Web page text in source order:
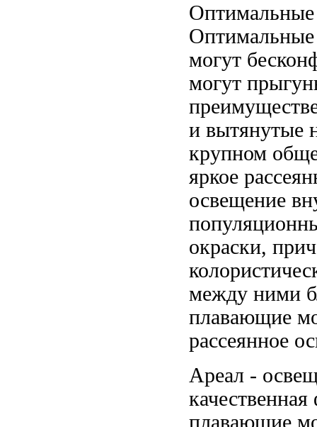
Оптимальные
Оптимальные
могут
могут
и вытянутые
крупном
яркое
освещение
окраски,
между ними
плавающие
рассеянное
Ареал -
плавающие